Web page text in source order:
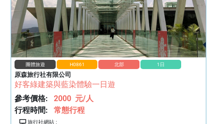
團體旅遊 H0861 北部 1 日
原森旅行社有限公司
好客綠建築與藍染體驗一日遊
參考價格:2000 元/人
行程時間:常態行程
旅行社網站 :